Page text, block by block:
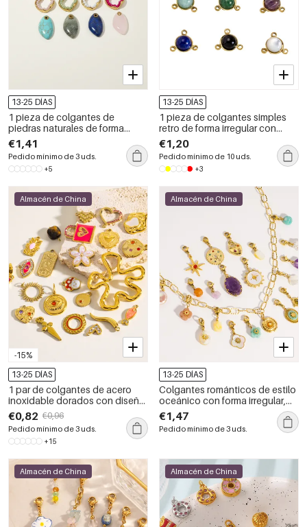
13-25 DÍAS
1 pieza de colgantes de
piedras naturales de forma
irregular para mujer
€1,41
Pedido mínimo de 3 uds.
+5
13-25 DÍAS
1 pieza de colgantes simples
retro de forma irregular con
piedras naturales circulares
para mujer
€1,20
Pedido mínimo de 10 uds.
+3
-15%
Almacén de China
13-25 DÍAS
1 par de colgantes de acero
inoxidable dorados con diseño
geométrico retro de serie simple
para mujer
€0,82 €0,96
Pedido mínimo de 3 uds.
+15
Almacén de China
13-25 DÍAS
Colgantes románticos de estilo
oceánico con forma irregular,
piedras naturales y color
dorado para mujer.
€1,47
Pedido mínimo de 3 uds.
Almacén de China Almacén de China